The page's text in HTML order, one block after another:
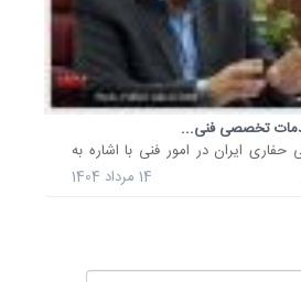
ایران در امور فنی با اشاره به
14 مرداد 1404